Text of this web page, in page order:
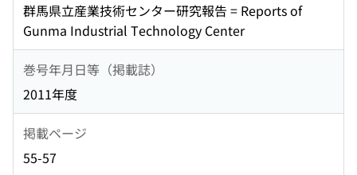
群馬県立産業技術センター研究報告 = Reports of
Gunma Industrial Technology Center
巻号年月日等（掲載誌）
2011年度
掲載ページ
55-57